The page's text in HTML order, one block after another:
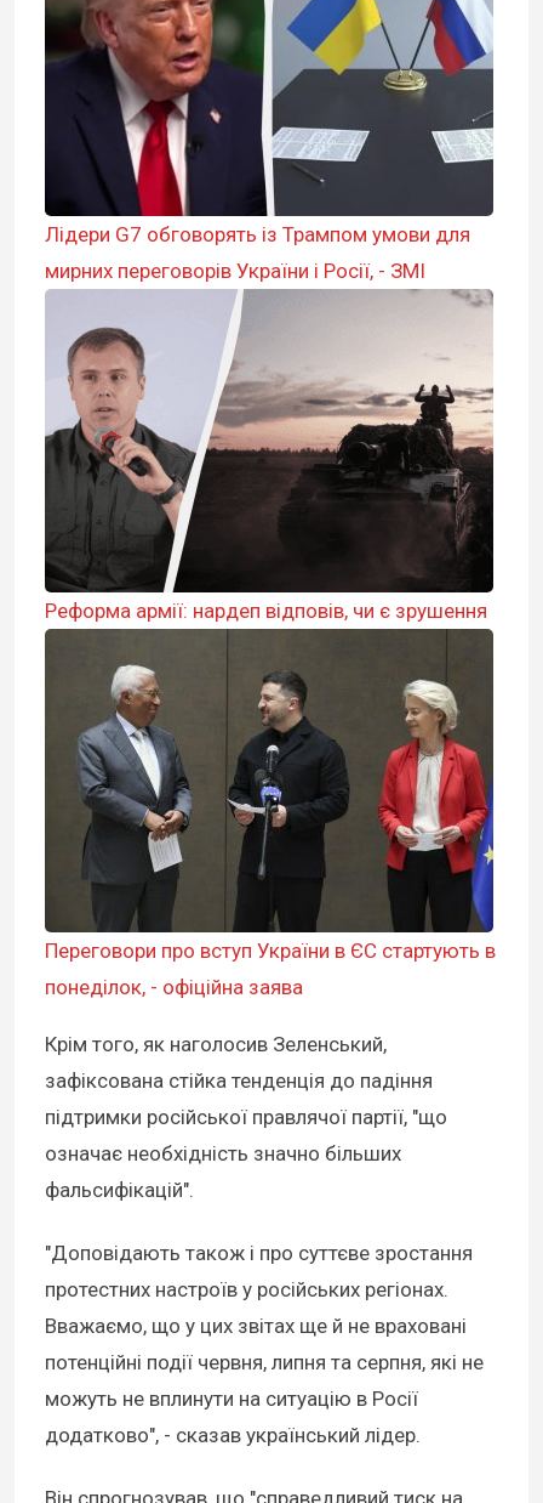
Лідери G7 обговорять із Трампом умови для
мирних переговорів України і Росії, - ЗМІ
Реформа армії: нардеп відповів, чи є зрушення
Переговори про вступ України в ЄС стартують в
понеділок, - офіційна заява
Крім того, як наголосив Зеленський,
зафіксована стійка тенденція до падіння
підтримки російської правлячої партії, "що
означає необхідність значно більших
фальсифікацій".
"Доповідають також і про суттєве зростання
протестних настроїв у російських регіонах.
Вважаємо, що у цих звітах ще й не враховані
потенційні події червня, липня та серпня, які не
можуть не вплинути на ситуацію в Росії
додатково", - сказав український лідер.